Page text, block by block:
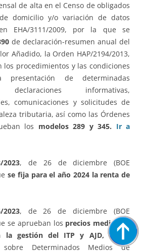
de alta en el Censo de obligados
domicilio y/o variación de datos
EHA/3111/2009, por la que se
de declaración-resumen anual del
Añadido, la Orden HAP/2194/2013,
los procedimientos y las condiciones
de determinadas
declaraciones informativas,
comunicaciones y solicitudes de
tributaria, así como las Órdenes
los modelos 289 y 345. Ir a
, de 26 de diciembre (BOE
se fija para el año 2024 la renta de
, de 26 de diciembre (BOE
se aprueban los precios medios de
la gestión del ITP y AJD, ISD e
sobre Determinados Medios de